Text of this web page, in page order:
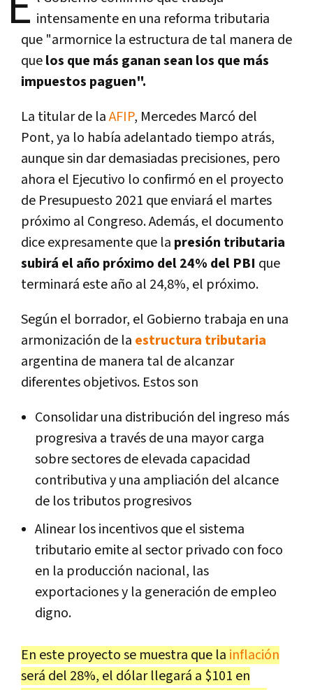
intensamente en una reforma tributaria
que "armornice la estructura de tal manera de
quelos que más ganan sean los que más
impuestos paguen".
La titular de laAFIP, Mercedes Marcó del
Pont, ya lo había adelantado tiempo atrás,
aunque sin dar demasiadas precisiones, pero
ahora el Ejecutivo lo confirmó en el proyecto
de Presupuesto 2021 que enviará el martes
próximo al Congreso. Además, el documento
dice expresamente que la presión tributaria
subirá el año próximo del 24% del PBI que
terminará este año al 24,8%, el próximo.
Según el borrador, el Gobierno trabaja en una
armonización de la estructura tributaria
argentina de manera tal de alcanzar
diferentes objetivos. Estos son
Consolidar una distribución del ingreso más
progresiva a través de una mayor carga
sobre sectores de elevada capacidad
contributiva y una ampliación del alcance
de los tributos progresivos
Alinear los incentivos que el sistema
tributario emite al sector privado con foco
en la producción nacional, las
exportaciones y la generación de empleo
digno.
En este proyecto se muestra que la inflación
será del 28%, el dólar llegará a $101 en